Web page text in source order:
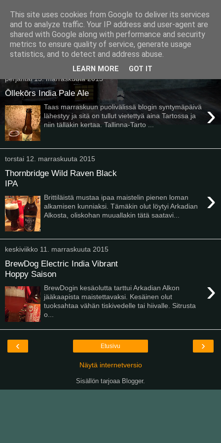
Pullollinen
perjantai 13. marraskuuta 2015
Ōllekōrs India Pale Ale
›
Taas marraskuun puolivälissä blogin syntymäpäivä
lähestyy ja sitä on tullut vietettyä aina Tartossa ja
niin tälläkin kertaa. Tallinna-Tarto ...
torstai 12. marraskuuta 2015
Thornbridge Wild Raven Black
IPA
›
Brittiläistä mustaa ipaa maistelin pienen loman
alkamisen kunniaksi. Tämäkin olut löytyi Arkadian
Alkosta, oliskohan muuallakin tätä saatavi...
keskiviikko 11. marraskuuta 2015
BrewDog Electric India Vibrant
Hoppy Saison
›
BrewDogin kesäolutta tarttui Arkadian Alkon
jääkaapista maistettavaksi. Kesäinen olut
tuoksahtaa vähän tiskivedelle tai hiivalle. Sitrusta
o...
‹ ›
Etusivu
Näytä internetversio
Sisällön tarjoaa Blogger.
This site uses cookies from Google to deliver its services
and to analyze traffic. Your IP address and user-agent are
shared with Google along with performance and security
metrics to ensure quality of service, generate usage
statistics, and to detect and address abuse.
LEARN MORE GOT IT